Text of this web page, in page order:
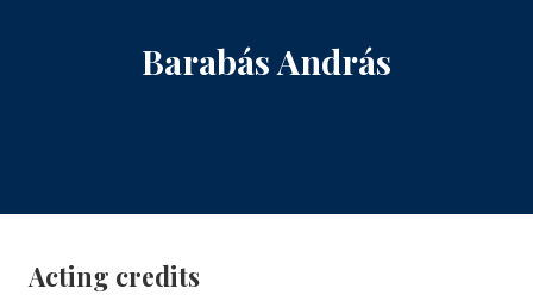
Barabás András
Acting credits